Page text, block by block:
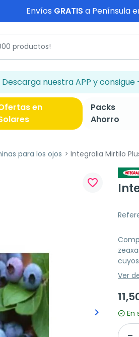
Envíos GRATIS a Península
Descarga nuestra APP y consigue
en
Packs
Ahorro
para los ojos Integralia Mirtilo
Siguiente
keyboard_arrow_right
favorite_border
Ver
En